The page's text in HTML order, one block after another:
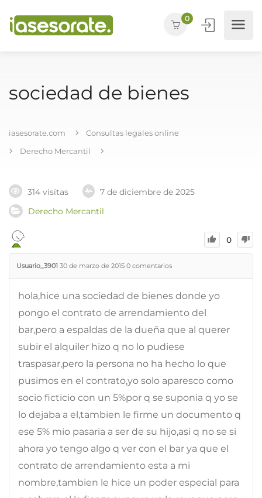
0
sociedad de bienes
iasesorate.com
Consultas legales online
Derecho Mercantil
314 visitas
7 de diciembre de 2025
Derecho Mercantil
0
Usuario_3901 30 de marzo de 2015 0 comentarios
hola,hice una sociedad de bienes donde yo
pongo el contrato de arrendamiento del
bar,pero a espaldas de la dueña que al querer
subir el alquiler hizo q no lo pudiese
traspasar,pero la persona no ha hecho lo que
pusimos en el contrato,yo solo aparesco como
socio ficticio con un 5%por q se suponia q yo se
lo dejaba a el,tambien le firme un documento q
ese 5% mio pasaria a ser de su hijo,asi q no se si
ahora yo tengo algo q ver con el bar ya que el
contrato de arrendamiento esta a mi
nombre,tambien le hice un poder especial para